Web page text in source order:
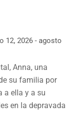
12, 2026 - agosto
Anna, una
su familia por
a ella y a su
en la depravada